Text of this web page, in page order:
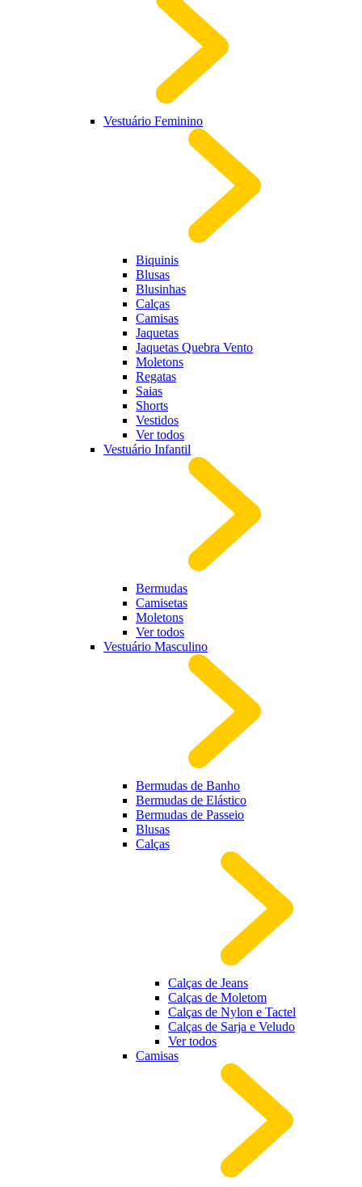
Vestuário Feminino
Biquinis
Blusas
Blusinhas
Calças
Camisas
Jaquetas
Jaquetas Quebra Vento
Moletons
Regatas
Saias
Shorts
Vestidos
Ver todos
Vestuário Infantil
Bermudas
Camisetas
Moletons
Ver todos
Vestuário Masculino
Bermudas de Banho
Bermudas de Elástico
Bermudas de Passeio
Blusas
Calças
Calças de Jeans
Calças de Moletom
Calças de Nylon e Tactel
Calças de Sarja e Veludo
Ver todos
Camisas